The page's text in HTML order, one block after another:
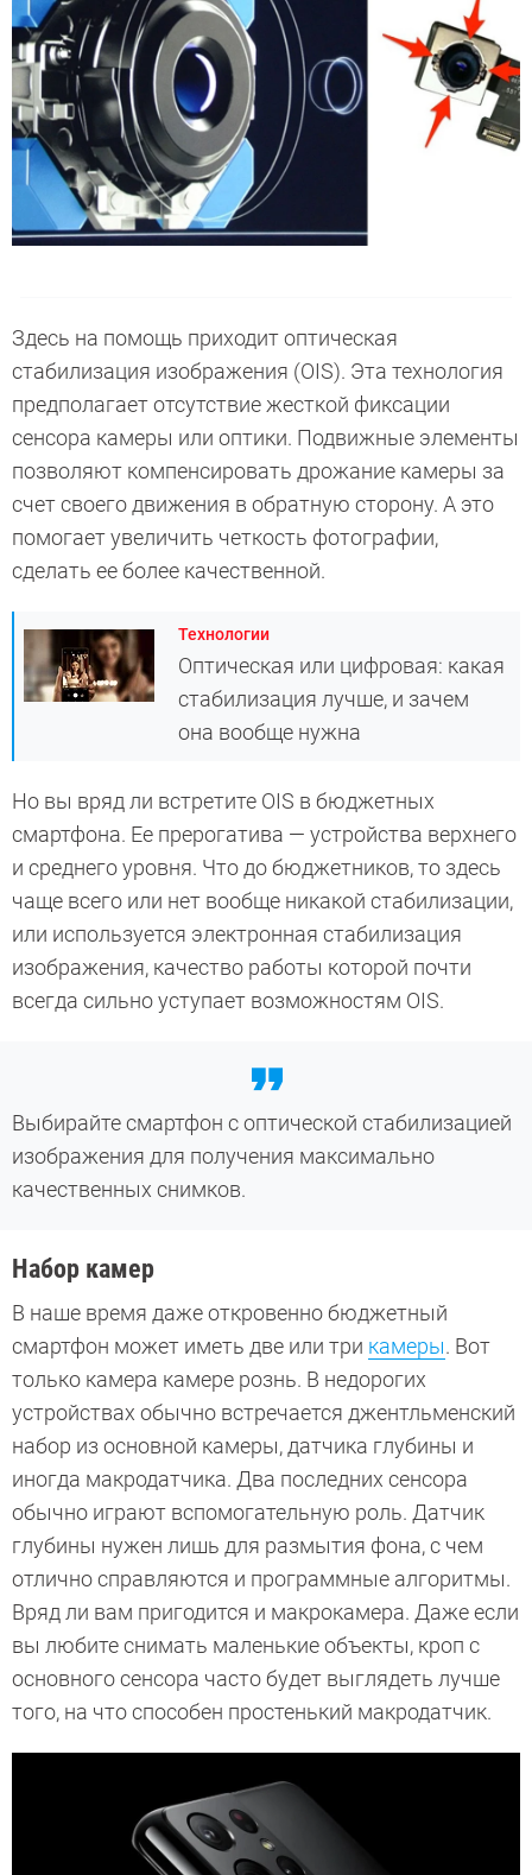
Здесь на помощь приходит оптическая
стабилизация изображения (OIS). Эта технология
предполагает отсутствие жесткой фиксации
сенсора камеры или оптики. Подвижные элементы
позволяют компенсировать дрожание камеры за
счет своего движения в обратную сторону. А это
помогает увеличить четкость фотографии,
сделать ее более качественной.
Технологии
Оптическая или цифровая: какая
стабилизация лучше, и зачем
она вообще нужна
Но вы вряд ли встретите OIS в бюджетных
смартфона. Ее прерогатива — устройства верхнего
и среднего уровня. Что до бюджетников, то здесь
чаще всего или нет вообще никакой стабилизации,
или используется электронная стабилизация
изображения, качество работы которой почти
всегда сильно уступает возможностям OIS.
Выбирайте смартфон с оптической стабилизацией
изображения для получения максимально
качественных снимков.
Набор камер
В наше время даже откровенно бюджетный
смартфон может иметь две или три камеры. Вот
только камера камере рознь. В недорогих
устройствах обычно встречается джентльменский
набор из основной камеры, датчика глубины и
иногда макродатчика. Два последних сенсора
обычно играют вспомогательную роль. Датчик
глубины нужен лишь для размытия фона, с чем
отлично справляются и программные алгоритмы.
Вряд ли вам пригодится и макрокамера. Даже если
вы любите снимать маленькие объекты, кроп с
основного сенсора часто будет выглядеть лучше
того, на что способен простенький макродатчик.